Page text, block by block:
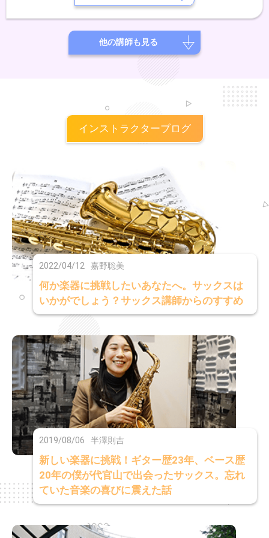
他の講師も見る
インストラクターブログ
2022/04/12 嘉野聡美
何か楽器に挑戦したいあなたへ。サックスは
いかがでしょう？サックス講師からのすすめ
2019/08/06 半澤則吉
新しい楽器に挑戦！ギター歴23年、ベース歴
20年の僕が代官山で出会ったサックス。忘れ
ていた音楽の喜びに震えた話